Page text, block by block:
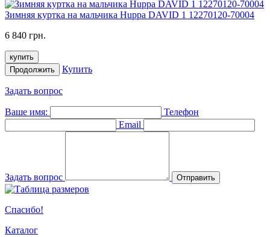
Зимняя куртка на мальчика Huppa DAVID 1 12270120-70004
6 840 грн.
купить
Продолжить
Купить
Задать вопрос
Ваше имя:
Телефон
Email
Задать вопрос Отправить
Спасибо!
Каталог